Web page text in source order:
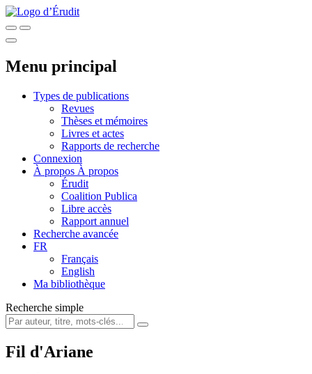
Menu principal
Types de publications
Revues
Thèses et mémoires
Livres et actes
Rapports de recherche
Connexion
À propos À propos
Érudit
Coalition Publica
Libre accès
Rapport annuel
Recherche avancée
FR
Français
English
Ma bibliothèque
Recherche simple
Fil d'Ariane